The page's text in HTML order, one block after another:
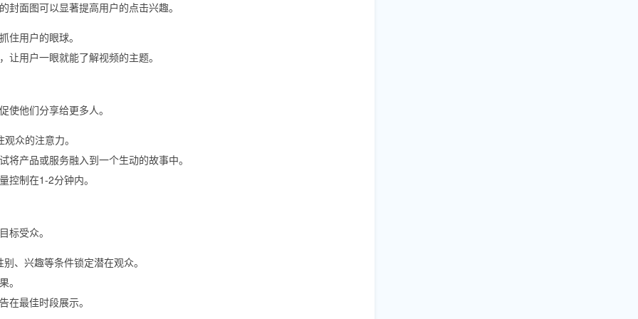
面图可以显著提高用户的点击兴趣。
住用户的眼球。
让用户一眼就能了解视频的主题。
使他们分享给更多人。
众的注意力。
产品或服务融入到一个生动的故事中。
控制在1-2分钟内。
标受众。
、兴趣等条件锁定潜在观众。
。
在最佳时段展示。